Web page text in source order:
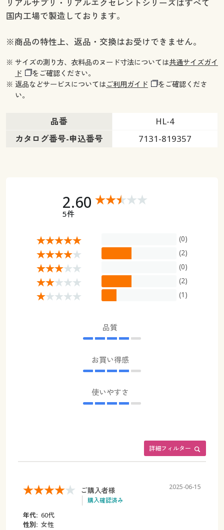
リアルサプリ・リアルエクセレントシリーズはすべて
国内工場で製造しております。
※商品の特性上、返品・交換はお受けできません。
※ サイズの測り方、衣料品のヌード寸法については共通サイズガイ
ド
をご確認ください。
※ 返品などサービスについてはご利用ガイド
をご確認くださ
い。
品番
HL-4
カタログ番号-申込番号
7131-819357
2.60
5件
(0)
(2)
(0)
(2)
(1)
品質
お買い得感
使いやすさ
詳細フィルター
ご購入者様
購入確認済み
2025-06-15
年代: 60代
性別: 女性